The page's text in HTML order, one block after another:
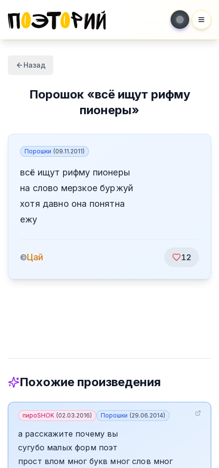
Назад
Порошок«всё ищут рифму
пионеры»
Порошки (09.11.2011)
всё ищут рифму пионеры
на слово мерзкое буржуй
хотя давно она понятна
ежу
©Цай 12
Похожие произведения
пироSHOK (02.03.2016) Порошки (29.06.2014)
а расскажите почему вы
сугубо малых форм поэт
прост влом мног букв мног слов мног